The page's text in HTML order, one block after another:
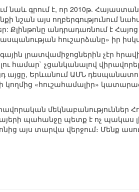
գրում է, որ 2010թ.
նշան այս ողբերգությունում
Քլինթոնը անդրադառնում է
հուշարձանը» իր
լրատվամիջոցներին չէր
համար` չցանկանալով
այցը, Երևանում ԱՄՆ
կողմից «հուշահամալիր»
մեկնաբանություններ
պահանջը պետք է ոչ
այս տարվա վերջում։ Մենք